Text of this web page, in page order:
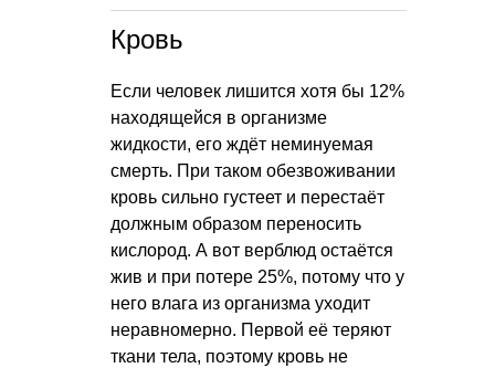
Кровь
Если человек лишится хотя бы 12%
находящейся в организме
жидкости, его ждёт неминуемая
смерть. При таком обезвоживании
кровь сильно густеет и перестаёт
должным образом переносить
кислород. А вот верблюд остаётся
жив и при потере 25%, потому что у
него влага из организма уходит
неравномерно. Первой её теряют
ткани тела, поэтому кровь не